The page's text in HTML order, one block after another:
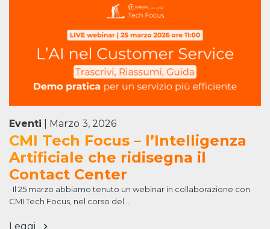
Eventi Marzo 3, 2026
CMI Tech Focus – l’Intelligenza
Artificiale che ridisegna il
Contact Center
Il 25 marzo abbiamo tenuto un webinar in collaborazione con
CMI Tech Focus, nel corso del...
Leggi